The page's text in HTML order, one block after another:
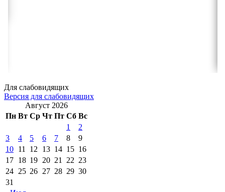
Для слабовидящих
Версия для слабовидящих
Август 2026
Пн Вт Ср Чт Пт Сб Вс
1
2
3
4 5 6 7 8
9
10 11 12 13 14 15 16
17 18 19 20 21 22 23
24 25 26 27 28 29 30
31